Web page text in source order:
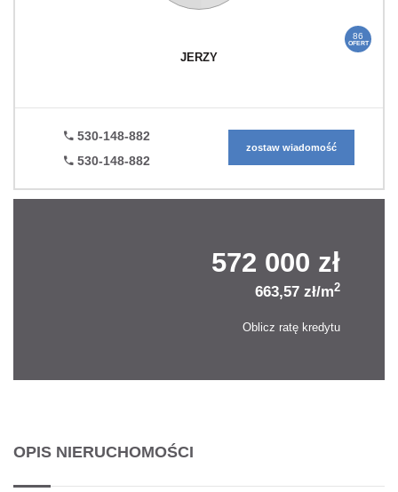
86
OFERT
JERZY
530-148-882
530-148-882
zostaw wiadomość
572 000 zł
663,57 zł/m2
Oblicz ratę kredytu
OPIS NIERUCHOMOŚCI